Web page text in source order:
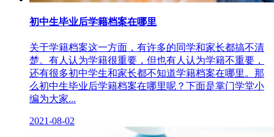
初中生毕业后学籍档案在哪里
关于学籍档案这一方面，有许多的同学和家长都搞不清
楚。有人认为学籍很重要，但也有人认为学籍不重要，
还有很多初中学生和家长都不知道学籍档案在哪里。那
么初中生毕业后学籍档案在哪里呢？下面是掌门学堂小
编为大家...
2021-08-02